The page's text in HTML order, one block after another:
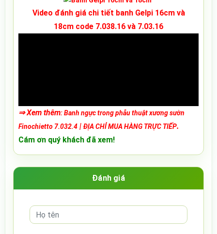
Video đánh giá chi tiết banh Gelpi 16cm và
18cm code 7.038.16 và 7.03.16
⇒ Xem thêm:Banh ngực trong phẫu thuật xương sườn
Finochietto 7.032.4 | ĐỊA CHỈ MUA HÀNG TRỰC TIẾP.
Cám ơn quý khách đã xem!
Đánh giá